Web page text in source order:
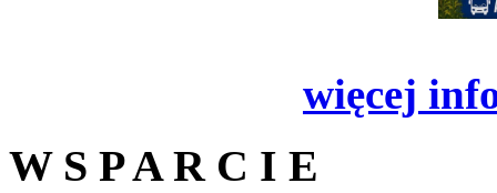
więcej
W S P A R C I E